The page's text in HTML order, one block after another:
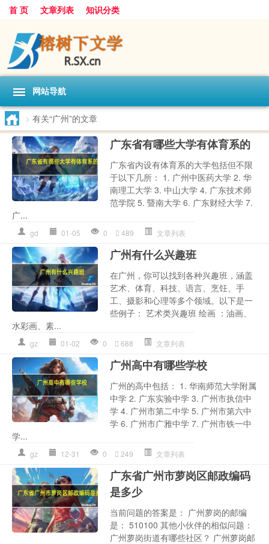
首 页 文章列表 知识分类
网站导航
> 有关“广州”的文章
广东省有哪些大学有体育系的
广东省内设有体育系的大学包括但不限
于以下几所： 1. 广州中医药大学 2. 华
南理工大学 3. 中山大学 4. 广东技术师
范学院 5. 暨南大学 6. 广东财经大学 7.
广...
gd 01-05 0 489 文章列表
广州有什么兴趣班
在广州，你可以找到各种兴趣班，涵盖
艺术、体育、科技、语言、烹饪、手
工、摄影和心理等多个领域。以下是一
些例子： 艺术类兴趣班 绘画 ：油画、
水彩画、素...
gz 01-02 0 688 文章列表
广州高中有哪些学校
广州的高中包括： 1. 华南师范大学附属
中学 2. 广东实验中学 3. 广州市执信中
学 4. 广州市第二中学 5. 广州市第六中
学 6. 广州市广雅中学 7. 广州市铁一中
学...
gz 12-31 0 249 文章列表
广东省广州市萝岗区邮政编码
是多少
当前问题的答案是： 广州萝岗的邮编
是： 510100 其他小伙伴的相似问题：
广州萝岗街道有哪些社区？ 广州萝岗邮